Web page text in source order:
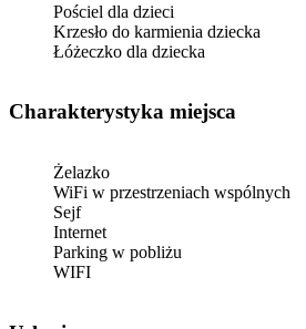
Pościel dla dzieci
Krzesło do karmienia dziecka
Łóżeczko dla dziecka
Charakterystyka miejsca
Żelazko
WiFi w przestrzeniach wspólnych
Sejf
Internet
Parking w pobliżu
WIFI